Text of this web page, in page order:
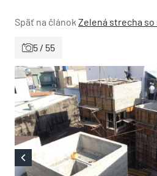
Späť na článok Zelená strecha
5 / 55